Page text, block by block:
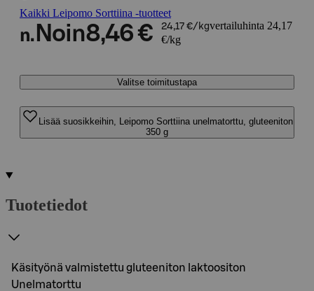
Kaikki Leipomo Sorttiina -tuotteet
n. Noin8,46 € 24,17 €/kgvertailuhinta 24,17
€/kg
Valitse toimitustapa
Lisää suosikkeihin, Leipomo Sorttiina unelmatorttu, gluteeniton
350 g
Tuotetiedot
Käsityönä valmistettu gluteeniton laktoositon
Unelmatorttu